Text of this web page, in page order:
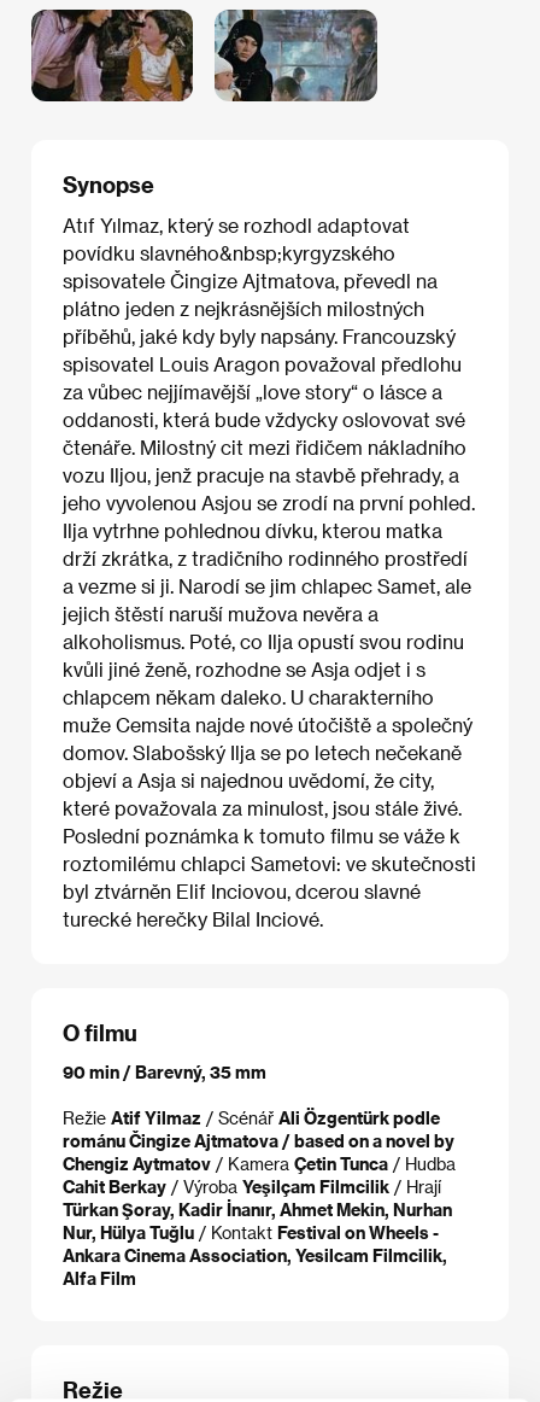
Synopse
Atıf Yılmaz, který se rozhodl adaptovat
povídku slavného&nbsp;kyrgyzského
spisovatele Čingize Ajtmatova, převedl na
plátno jeden z nejkrásnějších milostných
příběhů, jaké kdy byly napsány. Francouzský
spisovatel Louis Aragon považoval předlohu
za vůbec nejjímavější „love story“ o lásce a
oddanosti, která bude vždycky oslovovat své
čtenáře. Milostný cit mezi řidičem nákladního
vozu Iljou, jenž pracuje na stavbě přehrady, a
jeho vyvolenou Asjou se zrodí na první pohled.
Ilja vytrhne pohlednou dívku, kterou matka
drží zkrátka, z tradičního rodinného prostředí
a vezme si ji. Narodí se jim chlapec Samet, ale
jejich štěstí naruší mužova nevěra a
alkoholismus. Poté, co Ilja opustí svou rodinu
kvůli jiné ženě, rozhodne se Asja odjet i s
chlapcem někam daleko. U charakterního
muže Cemsita najde nové útočiště a společný
domov. Slabošský Ilja se po letech nečekaně
objeví a Asja si najednou uvědomí, že city,
které považovala za minulost, jsou stále živé.
Poslední poznámka k tomuto filmu se váže k
roztomilému chlapci Sametovi: ve skutečnosti
byl ztvárněn Elif Inciovou, dcerou slavné
turecké herečky Bilal Inciové.
O filmu
90 min / Barevný, 35 mm
Režie Atif Yilmaz / Scénář Ali Özgentürk podle
románu Čingize Ajtmatova / based on a novel by
Chengiz Aytmatov / Kamera Çetin Tunca / Hudba
Cahit Berkay / Výroba Yeşilçam Filmcilik / Hrají
Türkan Şoray, Kadir İnanır, Ahmet Mekin, Nurhan
Nur, Hülya Tuğlu / Kontakt Festival on Wheels -
Ankara Cinema Association, Yesilcam Filmcilik,
Alfa Film
Režie